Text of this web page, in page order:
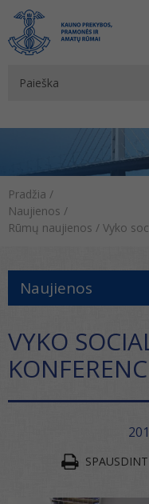
Pradžia /
Naujienos /
Rūmų naujienos / Vyko
Naujienos
VYKO